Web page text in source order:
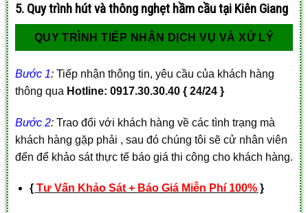
5. Quy trình hút và thông nghẹt hầm cầu tại Kiên Giang
QUY TRÌNH TIẾP NHẬN DỊCH VỤ VÀ XỬ LÝ
Bước 1:Tiếp nhận thông tin, yêu cầu của khách hàng
thông qua Hotline: 0917.30.30.40 { 24/24 }
Bước 2:Trao đổi với khách hàng về các tình trạng mà
khách hàng gặp phải , sau đó chúng tôi sẽ cử nhân viên
đến để khảo sát thực tế báo giá thi công cho khách hàng.
{ Tư Vấn Khảo Sát + Báo Giá Miễn Phí 100%}